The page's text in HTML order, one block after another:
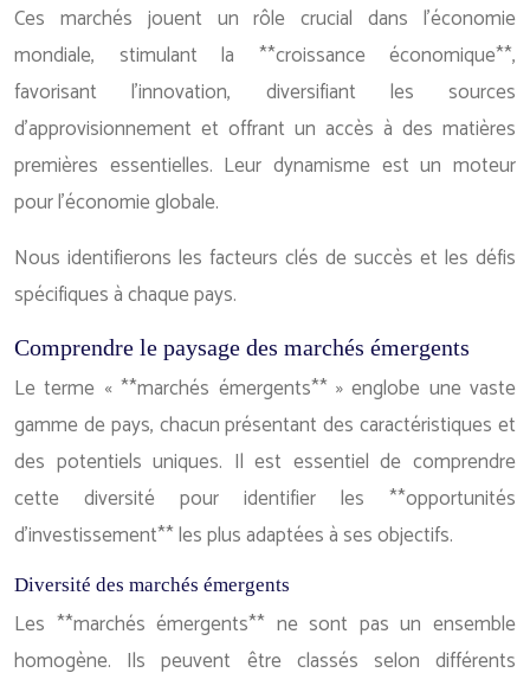
Ces marchés jouent un rôle crucial dans l’économie
mondiale, stimulant la **croissance économique**,
favorisant l’innovation, diversifiant les sources
d’approvisionnement et offrant un accès à des matières
premières essentielles. Leur dynamisme est un moteur
pour l’économie globale.
Nous identifierons les facteurs clés de succès et les défis
spécifiques à chaque pays.
Comprendre le paysage des marchés émergents
Le terme « **marchés émergents** » englobe une vaste
gamme de pays, chacun présentant des caractéristiques et
des potentiels uniques. Il est essentiel de comprendre
cette diversité pour identifier les **opportunités
d’investissement** les plus adaptées à ses objectifs.
Diversité des marchés émergents
Les **marchés émergents** ne sont pas un ensemble
homogène. Ils peuvent être classés selon différents